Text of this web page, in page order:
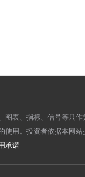
2016-07-13
2016-07-08
2016-07-07
表、指标、信号等只
用。投资者依据本网
承诺